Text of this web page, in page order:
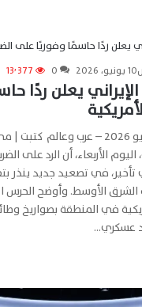
0 13٬377
يعلن ردًا
الوطن اليوم – 10 يونيو 2026 – عرب
اليوم الأربعاء، أن الرد على
في تصعيد جديد ينذر
الأوسط. وأوضح الحرس
في المنطقة بصواريخ
عسكري…